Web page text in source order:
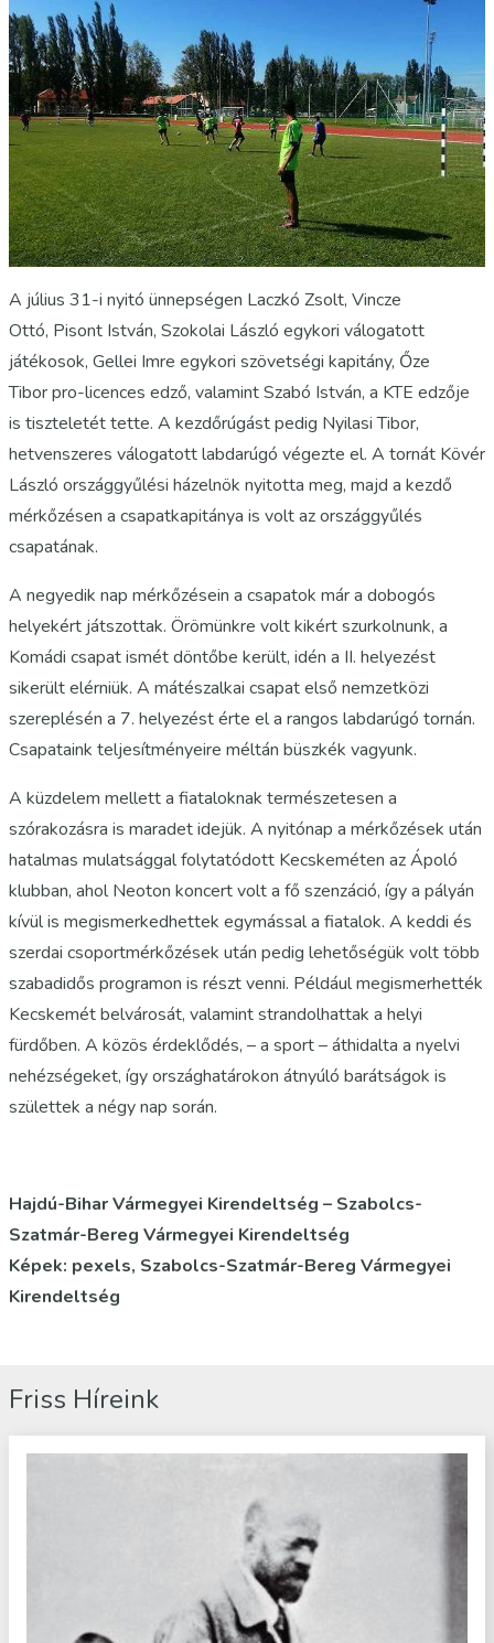
A július 31-i nyitó ünnepségen Laczkó Zsolt, Vincze
Ottó, Pisont István, Szokolai László egykori válogatott
játékosok, Gellei Imre egykori szövetségi kapitány, Őze
Tibor pro-licences edző, valamint Szabó István, a KTE edzője
is tiszteletét tette. A kezdőrúgást pedig Nyilasi Tibor,
hetvenszeres válogatott labdarúgó végezte el. A tornát Kövér
László országgyűlési házelnök nyitotta meg, majd a kezdő
mérkőzésen a csapatkapitánya is volt az országgyűlés
csapatának.
A negyedik nap mérkőzésein a csapatok már a dobogós
helyekért játszottak. Örömünkre volt kikért szurkolnunk, a
Komádi csapat ismét döntőbe került, idén a II. helyezést
sikerült elérniük. A mátészalkai csapat első nemzetközi
szereplésén a 7. helyezést érte el a rangos labdarúgó tornán.
Csapataink teljesítményeire méltán büszkék vagyunk.
A küzdelem mellett a fiataloknak természetesen a
szórakozásra is maradet idejük. A nyitónap a mérkőzések után
hatalmas mulatsággal folytatódott Kecskeméten az Ápoló
klubban, ahol Neoton koncert volt a fő szenzáció, így a pályán
kívül is megismerkedhettek egymással a fiatalok. A keddi és
szerdai csoportmérkőzések után pedig lehetőségük volt több
szabadidős programon is részt venni. Például megismerhették
Kecskemét belvárosát, valamint strandolhattak a helyi
fürdőben. A közös érdeklődés, – a sport – áthidalta a nyelvi
nehézségeket, így országhatárokon átnyúló barátságok is
születtek a négy nap során.
Hajdú-Bihar Vármegyei Kirendeltség – Szabolcs-
Szatmár-Bereg Vármegyei Kirendeltség
Képek: pexels, Szabolcs-Szatmár-Bereg Vármegyei
Kirendeltség
Friss Híreink